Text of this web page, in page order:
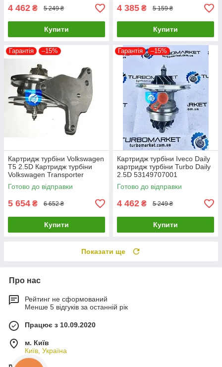
4 462 ₴ 5 249 ₴
Купити
4 385 ₴ 5 159 ₴
Купити
Гарантія –15%
Картридж турбіни Volkswagen
T5 2.5D Картридж турбіни
Volkswagen Transporter
760699-0002 760699-
0003 760699-4
Готово до відправки
5 654 ₴ 6 652 ₴
Купити
Гарантія –15%
Картридж турбіни Iveco Daily
картридж турбіни Turbo Daily
2.5D 53149707001
53149707004 53149707016
Готово до відправки
4 462 ₴ 5 249 ₴
Купити
Показати ще
Про нас
Рейтинг не сформований
Менше 5 відгуків за останній рік
Працює з 10.09.2020
м. Київ
Київ, Україна